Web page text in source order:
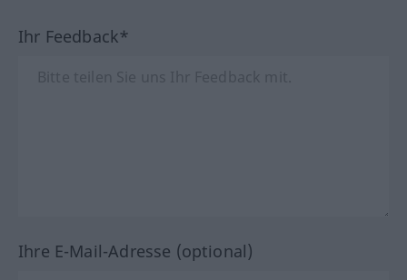
Ihr Feedback*
Ihre E-Mail-Adresse (optional)